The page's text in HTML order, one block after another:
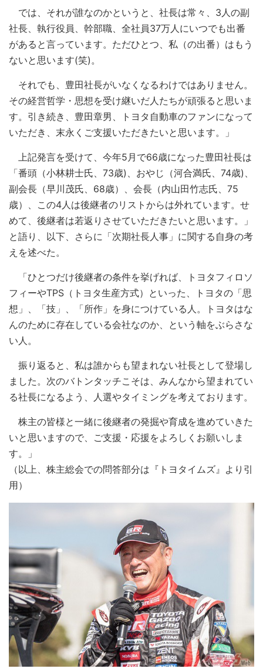
では、それが誰なのかというと、社長は常々、3人の副
社長、執行役員、幹部職、全社員37万人にいつでも出番
があると言っています。ただひとつ、私（の出番）はもう
ないと思います(笑)。
それでも、豊田社長がいなくなるわけではありません。
その経営哲学・思想を受け継いだ人たちが頑張ると思いま
す。引き続き、豊田章男、トヨタ自動車のファンになって
いただき、末永くご支援いただきたいと思います。」
上記発言を受けて、今年5月で66歳になった豊田社長は
「番頭（小林耕士氏、73歳)、おやじ（河合満氏、74歳)、
副会長（早川茂氏、68歳）、会長（内山田竹志氏、75
歳）、この4人は後継者のリストからは外れています。せ
めて、後継者は若返りさせていただきたいと思います。」
と語り、以下、さらに「次期社長人事」に関する自身の考
えを述べた。
「ひとつだけ後継者の条件を挙げれば、トヨタフィロソ
フィーやTPS（トヨタ生産方式）といった、トヨタの「思
想」、「技」、「所作」を身につけている人。トヨタはな
んのために存在している会社なのか、という軸をぶらさな
い人。
振り返ると、私は誰からも望まれない社長として登場し
ました。次のバトンタッチこそは、みんなから望まれてい
る社長になるよう、人選やタイミングを考えております。
株主の皆様と一緒に後継者の発掘や育成を進めていきた
いと思いますので、ご支援・応援をよろしくお願いしま
す。」
（以上、株主総会での問答部分は『トヨタイムズ』より引
用）